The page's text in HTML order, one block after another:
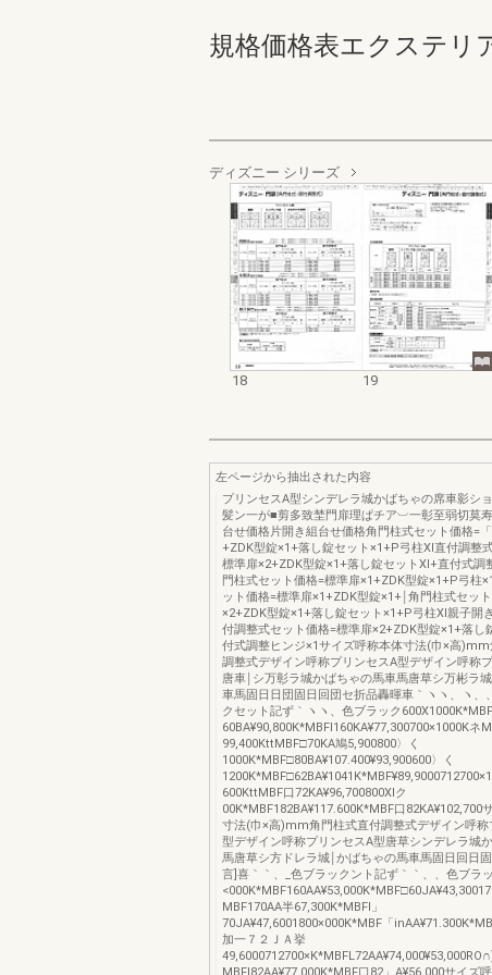
規格価格表エクステリ
ディズニー シリーズ
18 19
左ページから抽出された内容
プリンセスA型シンデレラ城かばちゃの席車影シ
髪ン一が■剪多致埜門扉理ぱチア︺一彰至弱切莫
台せ価格片開き組台せ価格角門柱式セット価格=「
+ZDK型錠×1+落し錠セット×1+P弓柱Xl直付調整
標準扉×2+ZDK型錠×1+落し錠セットXl+直付式調
門柱式セット価格=標準扉×1+ZDK型錠×1+P弓柱
ット価格=標準扉×1+ZDK型錠×1+￨角門柱式セッ
×2+ZDK型錠×1+落し錠セット×1+P弓柱Xl親子開
付調整式セット価格=標準扉×2+ZDK型錠×1+落し
付式調整ヒンジ×1サイズ呼称本体寸法(巾×高
調整式デザイン呼称プリンセスA型デザイン呼称
唐車￨シ万彰ラ城かばちゃの馬車馬唐草シ万彬ラ
車馬固日日団固日回団セ折品轟暉車｀ヽヽ、ヽ、
クセット記ず｀ヽヽ、色ブラック
60BA¥90,800K*MBFI160KA¥77,300700×1000Kネ
99,400KttMBF□70KA鳩5,900800〉く
1000K*MBF□80BA¥107.400¥93,900600〉く
600KttMBF口72KA¥96,700800Xlク
00K*MBF182BA¥117.600K*MBF口82KA¥102,700
寸法(巾×高)mm角門柱式直付調整式デザイン呼称
型デザイン呼称プリンセスA型唐草シンデレラ城
馬唐草シ方ドレラ城￨かばちゃの馬車馬固日回日
言]喜｀｀、_色ブラックント記ず｀｀、、色ブラ
MBF170AA半67,300K*MBFI」
70JA¥47,6001800×000K*MBF「
加一７２ＪＡ挙